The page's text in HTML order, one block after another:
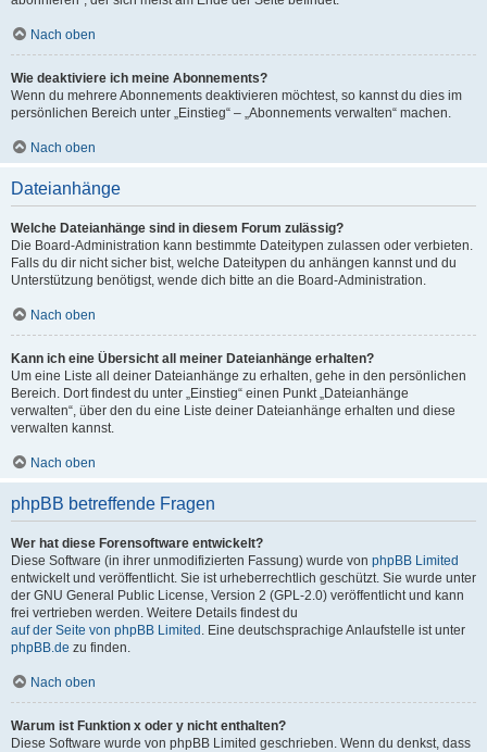
Nach oben
Wie deaktiviere ich meine Abonnements?
Wenn du mehrere Abonnements deaktivieren möchtest, so kannst du dies im
persönlichen Bereich unter „Einstieg“ – „Abonnements verwalten“ machen.
Nach oben
Dateianhänge
Welche Dateianhänge sind in diesem Forum zulässig?
Die Board-Administration kann bestimmte Dateitypen zulassen oder verbieten.
Falls du dir nicht sicher bist, welche Dateitypen du anhängen kannst und du
Unterstützung benötigst, wende dich bitte an die Board-Administration.
Nach oben
Kann ich eine Übersicht all meiner Dateianhänge erhalten?
Um eine Liste all deiner Dateianhänge zu erhalten, gehe in den persönlichen
Bereich. Dort findest du unter „Einstieg“ einen Punkt „Dateianhänge
verwalten“, über den du eine Liste deiner Dateianhänge erhalten und diese
verwalten kannst.
Nach oben
phpBB betreffende Fragen
Wer hat diese Forensoftware entwickelt?
Diese Software (in ihrer unmodifizierten Fassung) wurde von phpBB Limited
entwickelt und veröffentlicht. Sie ist urheberrechtlich geschützt. Sie wurde unter
der GNU General Public License, Version 2 (GPL-2.0) veröffentlicht und kann
frei vertrieben werden. Weitere Details findest du
auf der Seite von phpBB Limited . Eine deutschsprachige Anlaufstelle ist unter
phpBB.de zu finden.
Nach oben
Warum ist Funktion x oder y nicht enthalten?
Diese Software wurde von phpBB Limited geschrieben. Wenn du denkst, dass